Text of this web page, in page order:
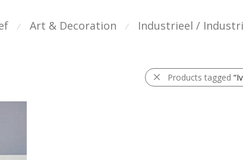
⁄ Art & Decoration ⁄ Industrieel /
Products tagged